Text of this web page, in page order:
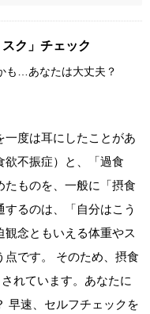
ク」チェック
も…あなたは大丈夫？
一度は耳にしたことがあ
欲不振症）と、「過食
ものを、一般に「摂食
るのは、「自分はこう
念ともいえる体重やス
点です。 そのため、摂食
れています。あなたに
早速、セルフチェックを